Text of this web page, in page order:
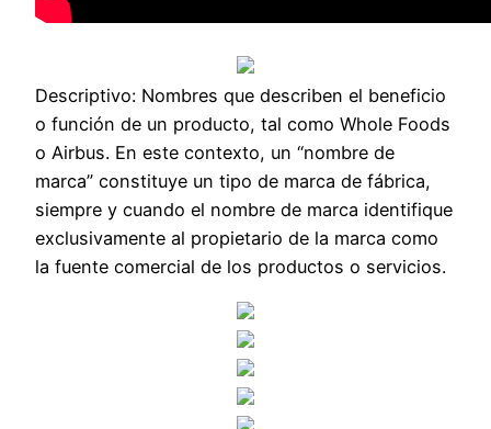
Descriptivo: Nombres que describen el beneficio
o función de un producto, tal como Whole Foods
o Airbus. En este contexto, un “nombre de
marca” constituye un tipo de marca de fábrica,
siempre y cuando el nombre de marca identifique
exclusivamente al propietario de la marca como
la fuente comercial de los productos o servicios.